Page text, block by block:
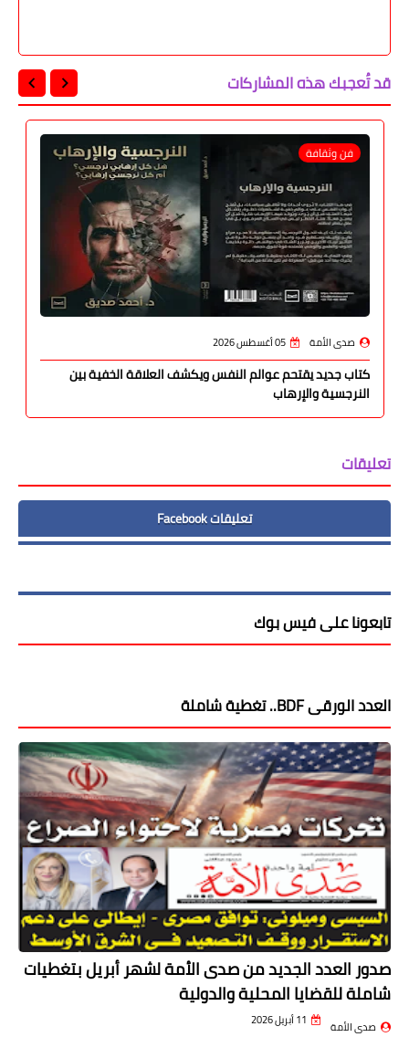
قد تُعجبك هذه المشاركات
فن وثقافة
صدى الأمة 05 أغسطس 2026
كتاب جديد يقتحم عوالم النفس ويكشف العلاقة الخفية بين
النرجسية والإرهاب
تعليقات
تعليقات Facebook
تابعونا على فيس بوك
العدد الورقى BDF.. تغطية شاملة
صدور العدد الجديد من صدى الأمة لشهر أبريل بتغطيات
شاملة للقضايا المحلية والدولية
صدى الأمة 11 أبريل 2026